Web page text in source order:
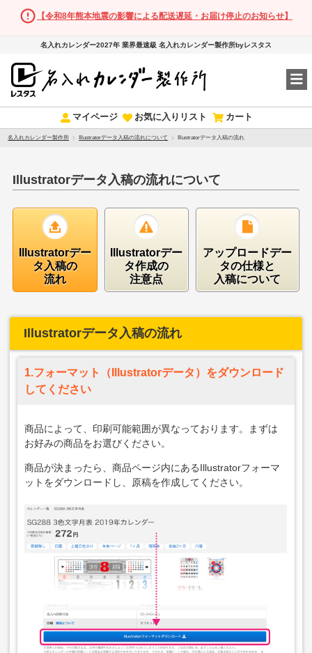
【令和8年熊本地震の影響による配送遅延・お届け停止のお知らせ】
名入れカレンダー2027年 業界最速級 名入れカレンダー製作所byレスタス
マイページ お気に入りリスト カート
名入れカレンダー製作所 Illustratorデータ入稿の流れについて Illustratorデータ入稿の流れ
Illustratorデータ入稿の流れについて
Illustratorデー
タ入稿の
流れ
Illustratorデー
タ作成の
注意点
アップロードデー
タの仕様と
入稿について
Illustratorデータ入稿の流れ
1.フォーマット（Illustratorデータ）をダウンロード
してください
商品によって、印刷可能範囲が異なっております。まずは
お好みの商品をお選びください。
商品が決まったら、商品ページ内にあるIllustratorフォーマ
ットをダウンロードし、原稿を作成してください。